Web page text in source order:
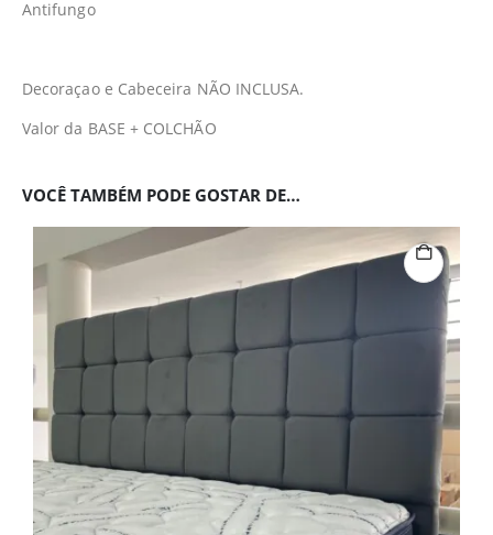
Antifungo
Decoraçao e Cabeceira NÃO INCLUSA.
Valor da BASE + COLCHÃO
VOCÊ TAMBÉM PODE GOSTAR DE…